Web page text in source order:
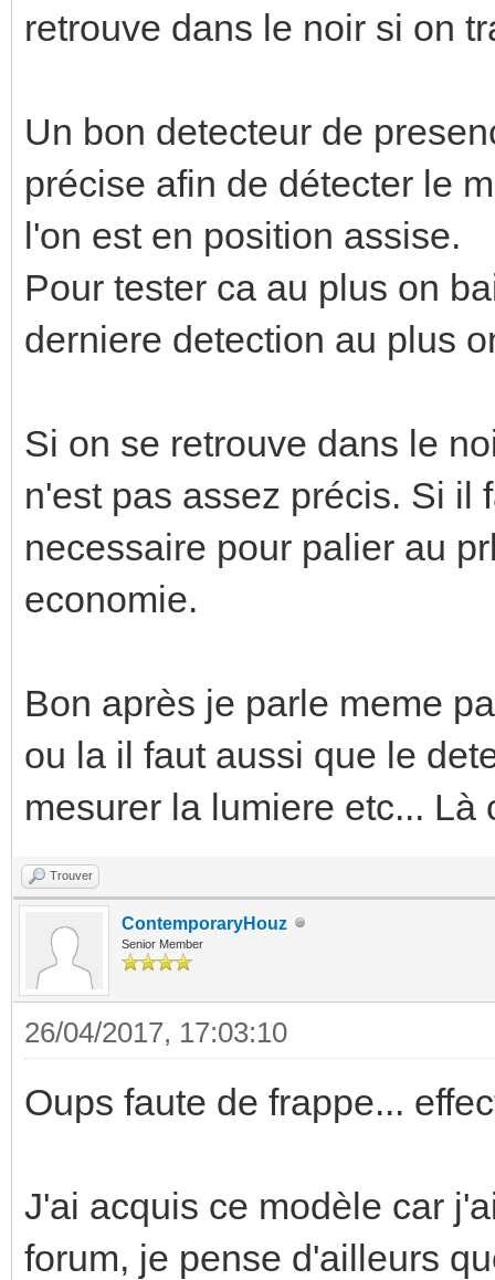
retrouve dans le noir si on
Un bon detecteur de
précise afin de détecter le
l'on est en position assise.
Pour tester ca au plus on
derniere detection au plus
Si on se retrouve dans le
n'est pas assez précis. Si il
necessaire pour palier au
economie.
Bon après je parle meme
ou la il faut aussi que le
mesurer la lumiere etc...
Trouver
ContemporaryHouz
Senior Member
26/04/2017, 17:03:10
Oups faute de frappe...
J'ai acquis ce modèle car
forum, je pense d'ailleurs